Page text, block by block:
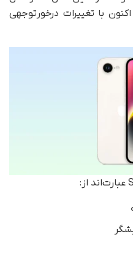
اکنون با تغییرات درخورتوجهی